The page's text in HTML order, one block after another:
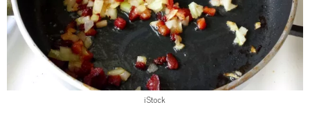
iStock